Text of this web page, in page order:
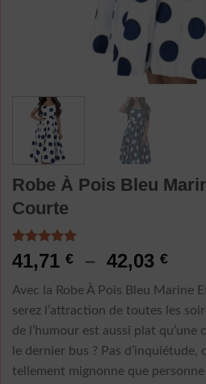
Robe À Pois Bleu
Courte
Noté5.00
sur 5 basé
3
notations
client
41,71 € – 42,03 €
à
Avec la Robe À Pois Bleu Marine
serez l’attraction de toutes les
de l’humour est aussi plat qu’une
le dernier bus ? Pas d’inquiétude,
tellement mignonne que